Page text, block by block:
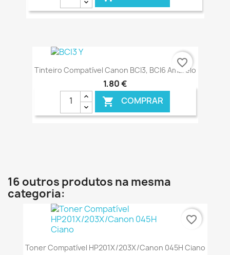
€ ONLINE
Tinteiro Compatível Canon BCI3, BCI6 Amarelo
1,80 €
 COMPRAR
favorite_border
16 outros produtos na mesma
categoria:
Toner Compatível HP201X/203X/Canon 045H Ciano
favorite_border